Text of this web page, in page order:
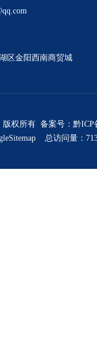
区金阳西南商贸城
权所有 备案号： 黔ICP
总访问量：